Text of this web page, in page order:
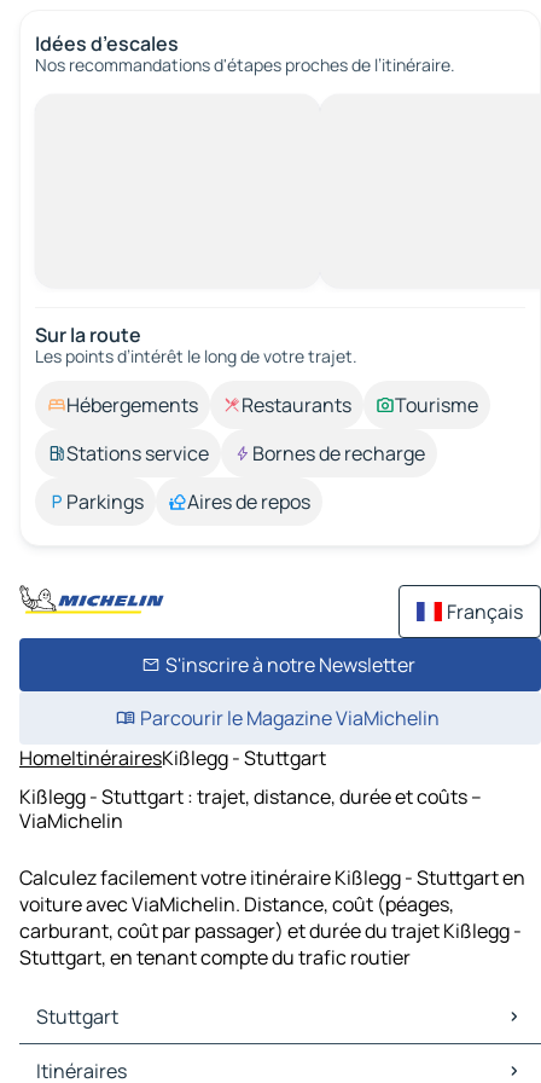
Idées d’escales
Nos recommandations d'étapes proches de l’itinéraire.
Sur la route
Les points d’intérêt le long de votre trajet.
Hébergements Restaurants
Tourisme
Stations service
Bornes de recharge
Parkings
Aires de repos
Français
S'inscrire à notre Newsletter
Parcourir le Magazine ViaMichelin
HomeItinérairesKißlegg - Stuttgart
Kißlegg - Stuttgart : trajet, distance, durée et coûts –
ViaMichelin
Calculez facilement votre itinéraire Kißlegg - Stuttgart en
voiture avec ViaMichelin. Distance, coût (péages,
carburant, coût par passager) et durée du trajet Kißlegg -
Stuttgart, en tenant compte du trafic routier
Stuttgart
Stuttgart Cartes et plans
Itinéraires